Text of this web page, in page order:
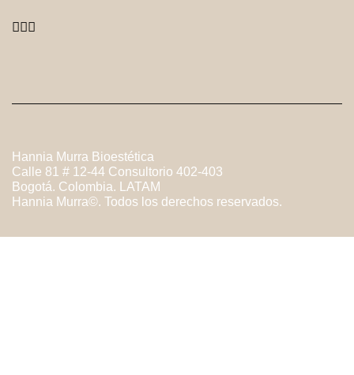
Hannia Murra Bioestética
Calle 81 # 12-44 Consultorio 402-403
Bogotá. Colombia. LATAM
Hannia Murra©. Todos los derechos reservados.